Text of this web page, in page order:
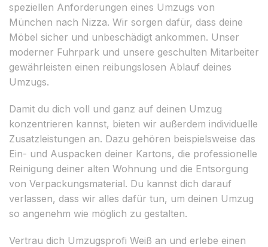
speziellen Anforderungen eines Umzugs von
München nach Nizza. Wir sorgen dafür, dass deine
Möbel sicher und unbeschädigt ankommen. Unser
moderner Fuhrpark und unsere geschulten Mitarbeiter
gewährleisten einen reibungslosen Ablauf deines
Umzugs.
Damit du dich voll und ganz auf deinen Umzug
konzentrieren kannst, bieten wir außerdem individuelle
Zusatzleistungen an. Dazu gehören beispielsweise das
Ein- und Auspacken deiner Kartons, die professionelle
Reinigung deiner alten Wohnung und die Entsorgung
von Verpackungsmaterial. Du kannst dich darauf
verlassen, dass wir alles dafür tun, um deinen Umzug
so angenehm wie möglich zu gestalten.
Vertrau dich Umzugsprofi Weiß an und erlebe einen